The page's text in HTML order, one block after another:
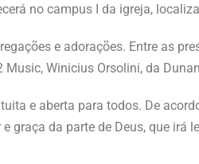
no campus I da igreja,
e adorações. Entre as
Music, Winicius Orsolini, da
e aberta para todos. De
graça da parte de Deus, que irá